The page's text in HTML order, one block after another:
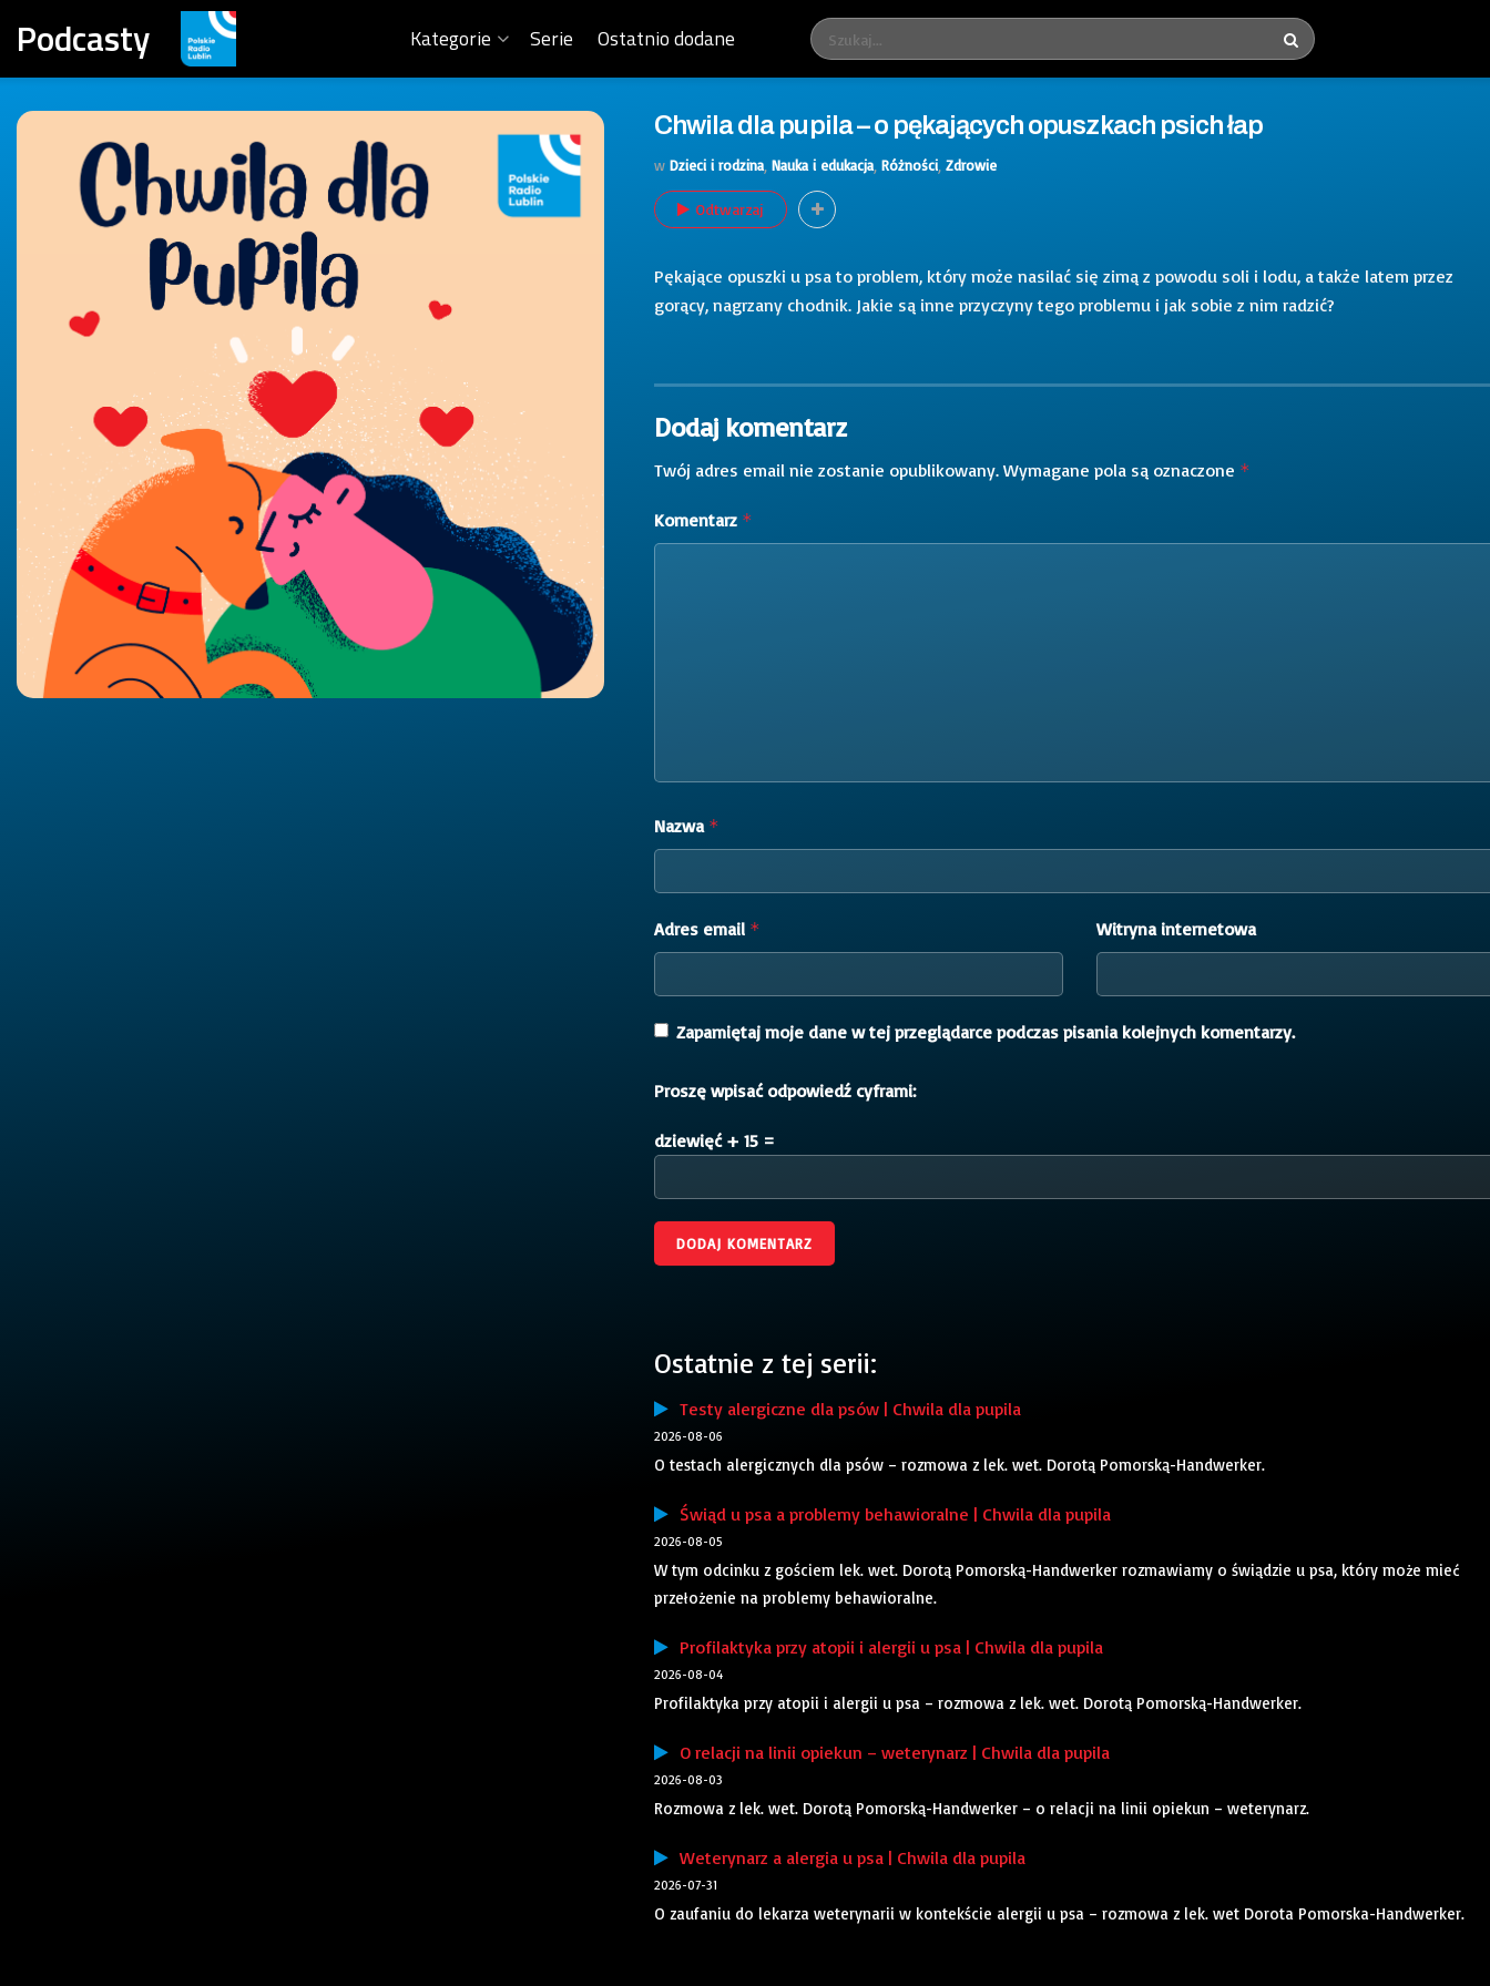
Podcasty Kategorie Serie Ostatnio dodane
Chwila dla pupila – o pękających opuszkach psich łap
w Dzieci i rodzina Nauka i edukacja Różności Zdrowie
Odtwarzaj
Pękające opuszki u psa to problem, który może nasilać się zimą z powodu soli i lodu, a także latem przez
gorący, nagrzany chodnik. Jakie są inne przyczyny tego problemu i jak sobie z nim radzić?
Dodaj komentarz
Twój adres email nie zostanie opublikowany. Wymagane pola są oznaczone *
Komentarz *
Nazwa *
Adres email * Witryna internetowa
Zapamiętaj moje dane w tej przeglądarce podczas pisania kolejnych komentarzy.
Proszę wpisać odpowiedź cyframi:
dziewięć + 15 =
Ostatnie z tej serii:
Testy alergiczne dla psów | Chwila dla pupila
2026-08-06
O testach alergicznych dla psów – rozmowa z lek. wet. Dorotą Pomorską-Handwerker.
Świąd u psa a problemy behawioralne | Chwila dla pupila
2026-08-05
W tym odcinku z gościem lek. wet. Dorotą Pomorską-Handwerker rozmawiamy o świądzie u psa, który może mieć
przełożenie na problemy behawioralne.
Profilaktyka przy atopii i alergii u psa | Chwila dla pupila
2026-08-04
Profilaktyka przy atopii i alergii u psa – rozmowa z lek. wet. Dorotą Pomorską-Handwerker.
O relacji na linii opiekun – weterynarz | Chwila dla pupila
2026-08-03
Rozmowa z lek. wet. Dorotą Pomorską-Handwerker – o relacji na linii opiekun – weterynarz.
Weterynarz a alergia u psa | Chwila dla pupila
2026-07-31
O zaufaniu do lekarza weterynarii w kontekście alergii u psa – rozmowa z lek. wet Dorota Pomorska-Handwerker.